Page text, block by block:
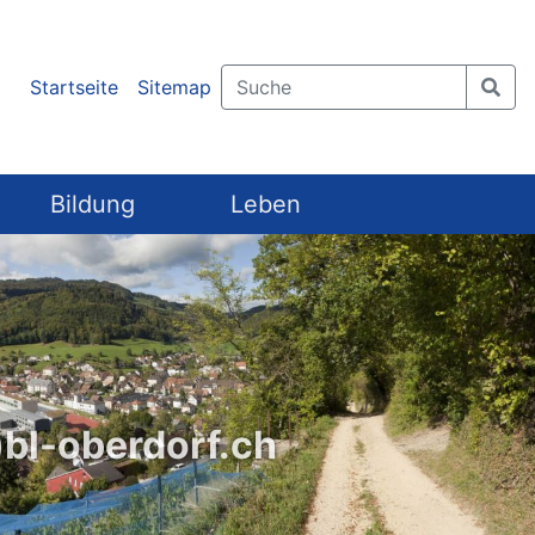
Startseite Sitemap
Bildung Leben
oberdorf.ch